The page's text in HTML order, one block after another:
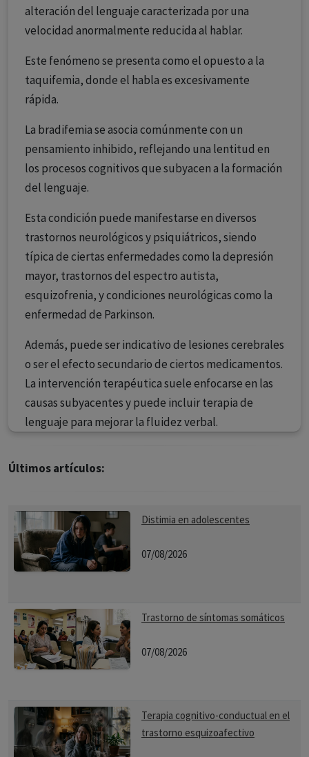
alteración del lenguaje caracterizada por una
velocidad anormalmente reducida al hablar.
Este fenómeno se presenta como el opuesto a la
taquifemia, donde el habla es excesivamente
rápida.
La bradifemia se asocia comúnmente con un
pensamiento inhibido, reflejando una lentitud en
los procesos cognitivos que subyacen a la formación
del lenguaje.
Esta condición puede manifestarse en diversos
trastornos neurológicos y psiquiátricos, siendo
típica de ciertas enfermedades como la depresión
mayor, trastornos del espectro autista,
esquizofrenia, y condiciones neurológicas como la
enfermedad de Parkinson.
Además, puede ser indicativo de lesiones cerebrales
o ser el efecto secundario de ciertos medicamentos.
La intervención terapéutica suele enfocarse en las
causas subyacentes y puede incluir terapia de
lenguaje para mejorar la fluidez verbal.
Últimos artículos:
Distimia en adolescentes
07/08/2026
Trastorno de síntomas somáticos
07/08/2026
Terapia cognitivo-conductual en el
trastorno esquizoafectivo